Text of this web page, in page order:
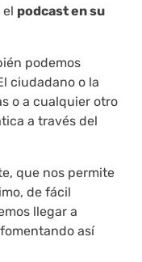
podcast en su
podemos
ciudadano o la
o a cualquier otro
a través del
que nos permite
de fácil
llegar a
así